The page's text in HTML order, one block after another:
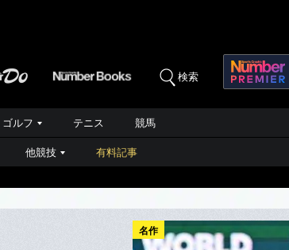
検索
ゴルフ テニス 競馬
他競技 有料記事
名作